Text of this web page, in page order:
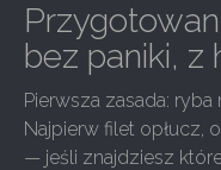
bez paniki, z
Pierwsza zasada:
Najpierw filet opłucz,
— jeśli znajdziesz